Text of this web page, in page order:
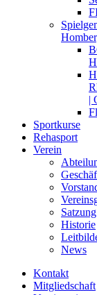
|
Sportkurse
Rehasport
Verein
Satzung
Historie
News
Kontakt
Mitgliedschaft